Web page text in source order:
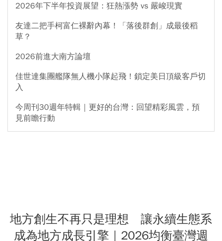
2026年下半年投資展望：狂熱漲勢 vs 嚴峻現實
友達二把手柯富仁裸辭內幕！「落後群創」成最後稻
草？
2026前進大南方論壇
佳世達集團艦隊無人機小隊起飛！鎖定美日頂級客戶切
入
今周刊30週年特輯｜更好的台灣：回望精彩風雲，預
見前瞻行動
地方創生不再只是理想 讓永續生態系
成為地方成長引擎｜2026均衡臺灣週